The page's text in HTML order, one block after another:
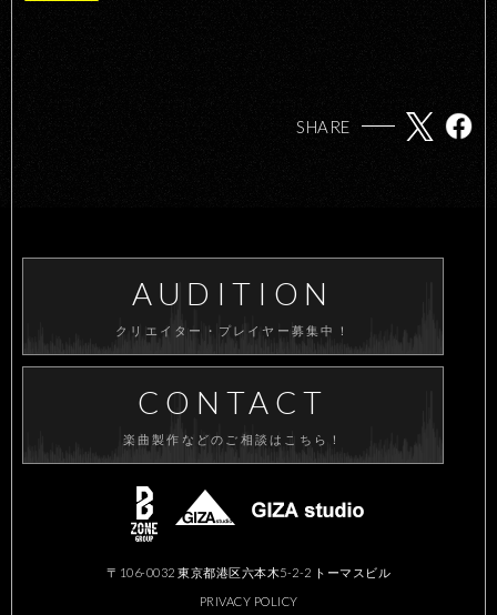
SHARE
〒106-0032 東京都港区六本木5-2-2 トーマスビル
PRIVACY POLICY
AUDITION
クリエイター・プレイヤー募集中！
CONTACT
楽曲製作などのご相談はこちら！